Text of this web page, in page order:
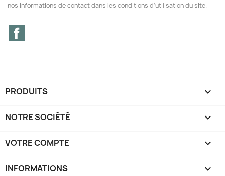
nos informations de contact dans les conditions d'utilisation du site.
PRODUITS 
NOTRE SOCIÉTÉ 
VOTRE COMPTE 
INFORMATIONS keyboard_arrow_down